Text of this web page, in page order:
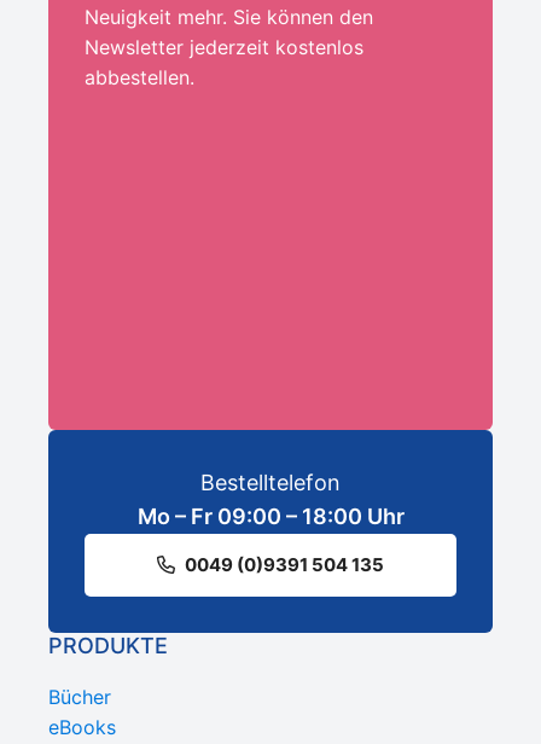
Neuigkeit mehr. Sie können den
Newsletter jederzeit kostenlos
abbestellen.
Bestelltelefon
Mo – Fr 09:00 – 18:00 Uhr
0049 (0)9391 504 135
PRODUKTE
Bücher
eBooks